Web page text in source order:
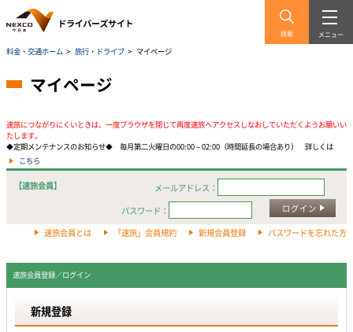
検索 メニュー
料金・交通ホーム > 旅行・ドライブ > マイページ
マイページ
速旅につながりにくいときは、一度ブラウザを閉じて再度速旅へアクセスしなおしていただくようお願いい
たします。
◆定期メンテナンスのお知らせ◆ 毎月第二火曜日の00:00～02:00（時間延長の場合あり） 詳しくは
こちら
【速旅会員】
メールアドレス：
パスワード：
ログイン
速旅会員とは 「速旅」会員規約 新規会員登録 パスワードを忘れた方
速旅会員登録／ログイン
新規登録